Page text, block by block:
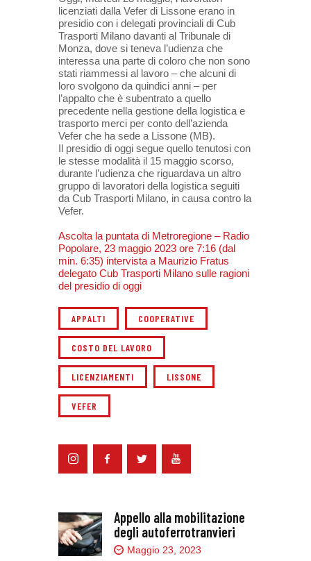
licenziati dalla Vefer di Lissone erano in
presidio con i delegati provinciali di Cub
Trasporti Milano davanti al Tribunale di
Monza, dove si teneva l’udienza che
interessa una parte di coloro che non sono
stati riammessi al lavoro – che alcuni di
loro svolgono da quindici anni – per
l’appalto che è subentrato a quello
precedente nella gestione della logistica e
trasporto merci per conto dell’azienda
Vefer che ha sede a Lissone (MB).
Il presidio di oggi segue quello tenutosi con
le stesse modalità il 15 maggio scorso,
durante l’udienza che riguardava un altro
gruppo di lavoratori della logistica seguiti
da Cub Trasporti Milano, in causa contro la
Vefer.
Ascolta la puntata di Metroregione – Radio
Popolare, 23 maggio 2023 ore 7:16 (dal
min. 6:35) intervista a Maurizio Fratus
delegato Cub Trasporti Milano sulle ragioni
del presidio di oggi
APPALTI COOPERATIVE
COSTO DEL LAVORO
LICENZIAMENTI LISSONE
VEFER
Appello alla mobilitazione
degli autoferrotranvieri
Maggio 23, 2023